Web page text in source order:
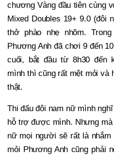
chương Vàng đầu tiên cùng
Mixed Doubles 19+ 9.0 (đôi
thở phào nhẹ nhõm.
Phương Anh đã chơi 9 đến
cuối, bắt đầu từ 8h30 đến
mình thì cũng rất mệt mỏi và
thật.
Thi đấu đôi nam nữ mình
hỗ trợ được mình. Nhưng
nữ mọi người sẽ rất là
mỏi Phương Anh cũng phải